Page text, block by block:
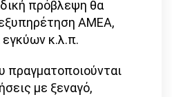
πρόβλεψη θα
εξυπηρέτηση ΑΜΕΑ,
κ.λ.π.
με ξεναγό,